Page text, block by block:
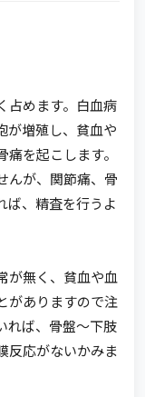
占めます。白血病
が増殖し、貧血や
を起こします。
んが、関節痛、骨
ば、精査を行うよ
が無く、貧血や血
がありますので注
れば、骨盤～下肢
反応がないかみま